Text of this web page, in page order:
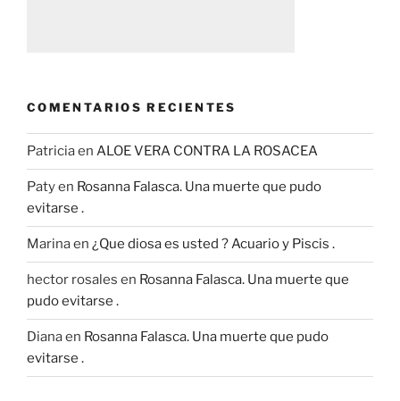
COMENTARIOS RECIENTES
Patriciaen ALOE VERA CONTRA LA ROSACEA
Patyen Rosanna Falasca. Una muerte que pudo
evitarse .
Marinaen ¿Que diosa es usted ? Acuario y Piscis .
hector rosales en Rosanna Falasca. Una muerte que
pudo evitarse .
Dianaen Rosanna Falasca. Una muerte que pudo
evitarse .